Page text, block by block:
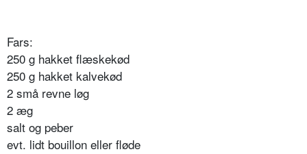
Fars:
250 g hakket flæskekød
250 g hakket kalvekød
2 små revne løg
2 æg
salt og peber
evt. lidt bouillon eller fløde